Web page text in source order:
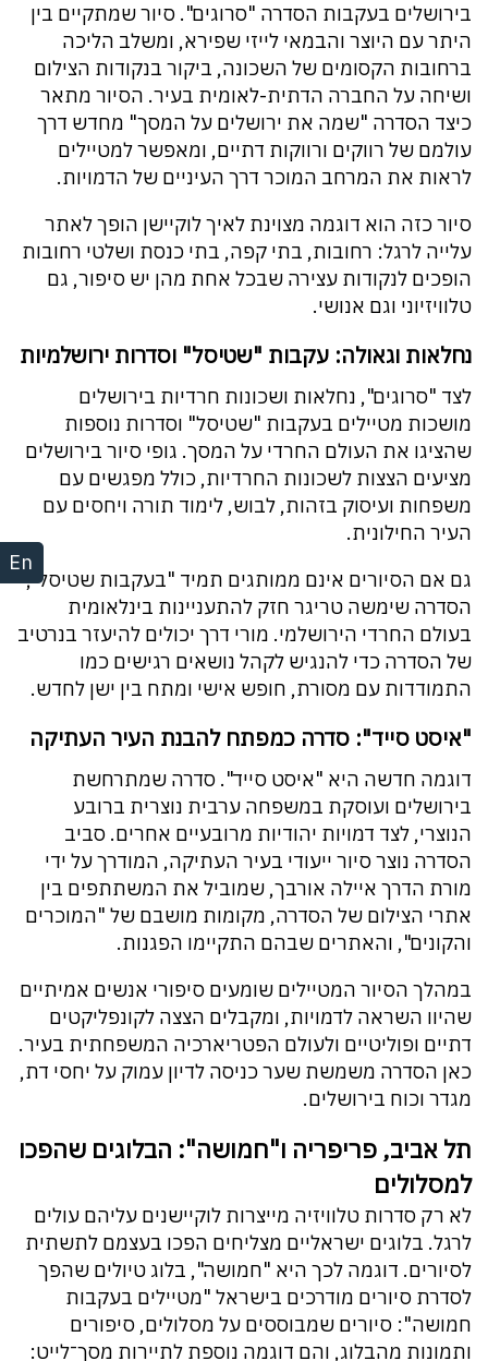
En
בירושלים בעקבות הסדרה "סרוגים". סיור שמתקיים בין
היתר עם היוצר והבמאי לייזי שפירא, ומשלב הליכה
ברחובות הקסומים של השכונה, ביקור בנקודות הצילום
ושיחה על החברה הדתית-לאומית בעיר. הסיור מתאר
כיצד הסדרה "שמה את ירושלים על המסך" מחדש דרך
עולמם של רווקים ורווקות דתיים, ומאפשר למטיילים
לראות את המרחב המוכר דרך העיניים של הדמויות.
סיור כזה הוא דוגמה מצוינת לאיך לוקיישן הופך לאתר
עלייה לרגל: רחובות, בתי קפה, בתי כנסת ושלטי רחובות
הופכים לנקודות עצירה שבכל אחת מהן יש סיפור, גם
טלוויזיוני וגם אנושי.
נחלאות וגאולה: עקבות "שטיסל" וסדרות ירושלמיות
לצד "סרוגים", נחלאות ושכונות חרדיות בירושלים
מושכות מטיילים בעקבות "שטיסל" וסדרות נוספות
שהציגו את העולם החרדי על המסך. גופי סיור בירושלים
מציעים הצצות לשכונות החרדיות, כולל מפגשים עם
משפחות ועיסוק בזהות, לבוש, לימוד תורה ויחסים עם
העיר החילונית.
גם אם הסיורים אינם ממותגים תמיד "בעקבות שטיסל",
הסדרה שימשה טריגר חזק להתעניינות בינלאומית
בעולם החרדי הירושלמי. מורי דרך יכולים להיעזר בנרטיב
של הסדרה כדי להנגיש לקהל נושאים רגישים כמו
התמודדות עם מסורת, חופש אישי ומתח בין ישן לחדש.
"איסט סייד": סדרה כמפתח להבנת העיר העתיקה
דוגמה חדשה היא "איסט סייד". סדרה שמתרחשת
בירושלים ועוסקת במשפחה ערבית נוצרית ברובע
הנוצרי, לצד דמויות יהודיות מרובעיים אחרים. סביב
הסדרה נוצר סיור ייעודי בעיר העתיקה, המודרך על ידי
מורת הדרך איילה אורבך, שמוביל את המשתתפים בין
אתרי הצילום של הסדרה, מקומות מושבם של "המוכרים
והקונים", והאתרים שבהם התקיימו הפגנות.
במהלך הסיור המטיילים שומעים סיפורי אנשים אמיתיים
שהיוו השראה לדמויות, ומקבלים הצצה לקונפליקטים
דתיים ופוליטיים ולעולם הפטריארכיה המשפחתית בעיר.
כאן הסדרה משמשת שער כניסה לדיון עמוק על יחסי דת,
מגדר וכוח בירושלים.
תל אביב, פריפריה ו"חמושה": הבלוגים שהפכו
למסלולים
לא רק סדרות טלוויזיה מייצרות לוקיישנים עליהם עולים
לרגל. בלוגים ישראליים מצליחים הפכו בעצמם לתשתית
לסיורים. דוגמה לכך היא "חמושה", בלוג טיולים שהפך
לסדרת סיורים מודרכים בישראל "מטיילים בעקבות
חמושה": סיורים שמבוססים על מסלולים, סיפורים
ותמונות מהבלוג, והם דוגמה נוספת לתיירות מסך־לייט: